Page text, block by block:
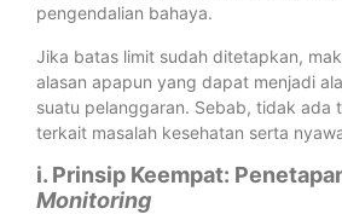
pengendalian bahaya.
Jika batas limit sudah ditetapkan,
alasan apapun yang dapat menjadi
suatu pelanggaran. Sebab, tidak ada
terkait masalah kesehatan serta
i. Prinsip Keempat:
Monitoring